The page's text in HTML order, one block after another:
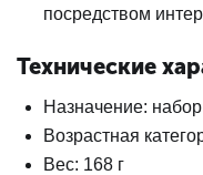
посредством
Технические
Назначение:
Возрастная
Вес: 168 г